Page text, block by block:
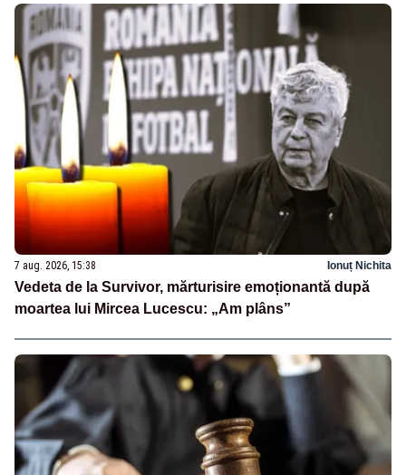
7 aug. 2026, 15:38 Ionuț Nichita
Vedeta de la Survivor, mărturisire emoționantă după
moartea lui Mircea Lucescu: „Am plâns”